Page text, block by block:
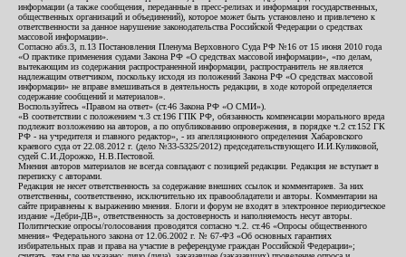
информации (а также сообщения, переданные в пресс-релизах и информация государственных,
общественных организаций и объединений), которое может быть установлено и привлечено к
ответственности за данное нарушение законодательства Российской Федерации о средствах
массовой информации».
Согласно абз.3, п.13 Постановления Пленума Верховного Суда РФ №16 от 15 июня 2010 года
«О практике применения судами Закона РФ «О средствах массовой информации», «по делам,
вытекающим из содержания распространенной информации, распространитель не является
надлежащим ответчиком, поскольку исходя из положений Закона РФ «О средствах массовой
информации» не вправе вмешиваться в деятельность редакции, в ходе которой определяется
содержание сообщений и материалов».
Воспользуйтесь «Правом на ответ» (ст.46 Закона РФ «О СМИ»).
«В соответствии с положением ч.3 ст.196 ГПК РФ, обязанность компенсации морального вреда
подлежит возложению на авторов, а по опубликованию опровержения, в порядке ч.2 ст.152 ГК
РФ - на учредителя и главного редактор», - из апелляционного определения Хабаровского
краевого суда от 22.08.2012 г. (дело №33-5325/2012) председательствующего И.И.Куликовой,
судей С.И.Дорожко, Н.В.Пестовой.
Мнения авторов материалов не всегда совпадают с позицией редакции. Редакция не вступает в
переписку с авторами.
Редакция не несет ответственность за содержание внешних ссылок и комментариев. За них
ответственны, соответственно, исключительно их правообладатели и авторы. Комментарии на
сайте приравнены к выражению мнения. Блоги и форум не входят в электронное периодическое
издание «Дебри-ДВ», ответственность за достоверность и наполняемость несут авторы.
Политические опросы/голосования проводятся согласно ч.2. ст.46 «Опросы общественного
мнения» Федерального закона от 12.06.2002 г. № 67-ФЗ «Об основных гарантиях
избирательных прав и права на участие в референдуме граждан Российской Федерации»;